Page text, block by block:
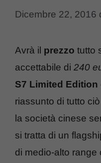
Dicembre 22, 2016
Avrà il prezzo tutto
accettabile di 240
S7 Limited Edition
riassunto di tutto
la società cinese
si tratta di un
di medio-alto range